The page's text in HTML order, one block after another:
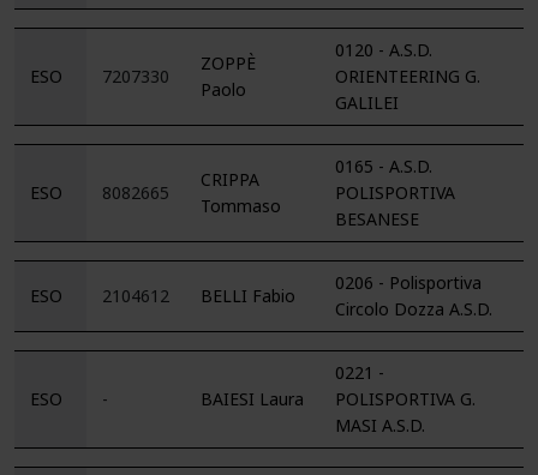
ESO 7207330
ZOPPÈ
Paolo
0120 - A.S.D.
ORIENTEERING G.
GALILEI
ESO 8082665
CRIPPA
Tommaso
0165 - A.S.D.
POLISPORTIVA
BESANESE
ESO 2104612 BELLI Fabio
0206 - Polisportiva
Circolo Dozza A.S.D.
ESO - BAIESI Laura
0221 -
POLISPORTIVA G.
MASI A.S.D.